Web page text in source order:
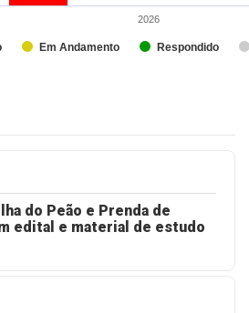
Em Andamento Respondido
2026
do Peão e Prenda de
edital e material de estudo